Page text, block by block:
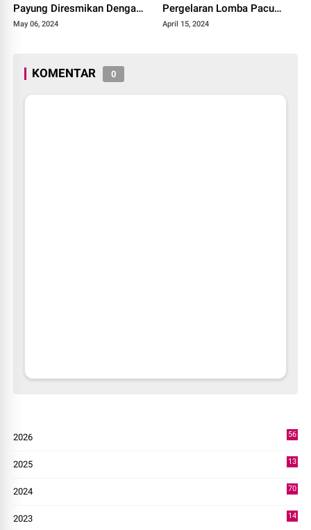
Payung Diresmikan Dengan
Meriah
May 06, 2024
Pergelaran Lomba Pacu
Kuda Lebaran Cup 2024
April 15, 2024
KOMENTAR 0
2026
56
2025
13
2024
70
2023
14